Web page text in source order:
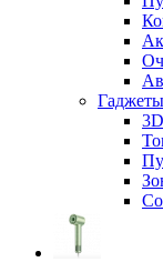
Гаджеты